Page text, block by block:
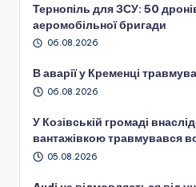
Тернопіль для ЗСУ: 50
аеромобільної бригади
06.08.2026
В аварії у Кременці
06.08.2026
У Козівській громаді
вантажівкою травмувався
05.08.2026